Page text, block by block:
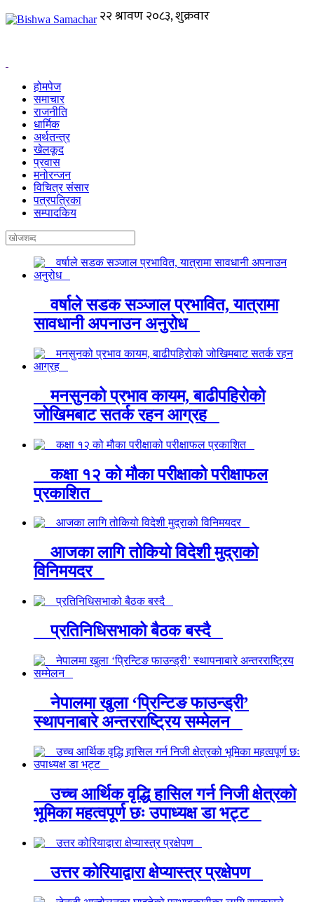
होमपेज
समाचार
राजनीति
धार्मिक
अर्थतन्त्र
खेलकूद
प्रवास
मनोरन्जन
विचित्र संसार
पत्रपत्रिका
सम्पादकिय
वर्षाले सडक सञ्जाल प्रभावित, यात्रामा
सावधानी अपनाउन अनुरोध
मनसुनको प्रभाव कायम, बाढीपहिरोको
जोखिमबाट सतर्क रहन आग्रह
कक्षा १२ को मौका परीक्षाको परीक्षाफल
प्रकाशित
आजका लागि तोकियो विदेशी मुद्राको
विनिमयदर
प्रतिनिधिसभाको बैठक बस्दै
नेपालमा खुला ‘प्रिन्टिङ फाउन्ड्री’
स्थापनाबारे अन्तरराष्ट्रिय सम्मेलन
उच्च आर्थिक वृद्धि हासिल गर्न निजी क्षेत्रको
भूमिका महत्वपूर्ण छः उपाध्यक्ष डा भट्ट
उत्तर कोरियाद्वारा क्षेप्यास्त्र प्रक्षेपण